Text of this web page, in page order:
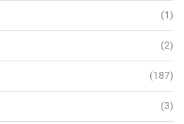
(1)
(2)
(187)
(3)